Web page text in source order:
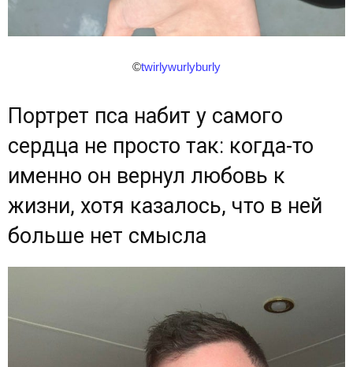
©twirlywurlyburly
Портрет пса набит у самого
сердца не просто так: когда-то
именно он вернул любовь к
жизни, хотя казалось, что в ней
больше нет смысла